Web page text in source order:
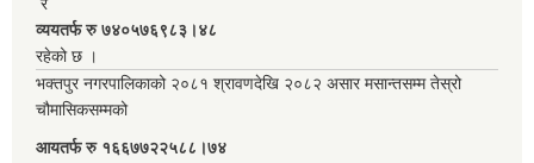
व्ययतर्फ रु ७४०५७६९८३।४८
रहेको छ ।
भक्तपुर नगरपालिकाको २०८१ श्रावणदेखि २०८२ असार मसान्तसम्म तेस्रो
चौमासिकसम्मको
आयतर्फ रु‌ १६६७७२२५८८।७४